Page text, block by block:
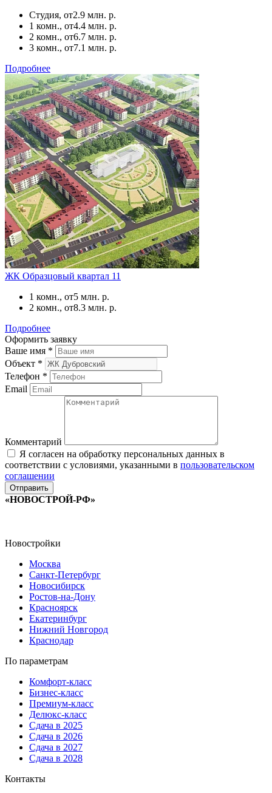
Студия, от2.9 млн. р.
1 комн., от4.4 млн. р.
2 комн., от6.7 млн. р.
3 комн., от7.1 млн. р.
Подробнее
ЖК Образцовый квартал 11
1 комн., от5 млн. р.
2 комн., от8.3 млн. р.
Подробнее
Оформить заявку
Ваше имя *
Объект *
Телефон *
Email
Комментарий
Я согласен на обработку персональных данных в
соответствии с условиями, указанными в пользовательском
соглашении
«НОВОСТРОЙ-РФ»
Новостройки
Москва
Санкт-Петербург
Новосибирск
Ростов-на-Дону
Красноярск
Екатеринбург
Нижний Новгород
Краснодар
По параметрам
Комфорт-класс
Бизнес-класс
Премиум-класс
Делюкс-класс
Сдача в 2025
Сдача в 2026
Сдача в 2027
Сдача в 2028
Контакты